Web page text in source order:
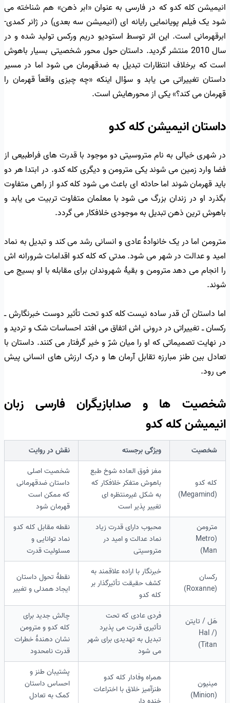
انیمیشن کله کدو که در فارسی به عنوان «ابر ذهن» هم شناخته می
شود یک فیلم پویانمایی رایانه ای (انیمیشن سه بعدی) در ژانر کمدی-
ابرقهرمانی است. این اثر توسط استودیو دریم ورکس تولید شده و در
سال 2010 منتشر گردید. داستان حول محور شخصیتی بسیار باهوش
است که برخلاف انتظارات تبدیل به ضدقهرمان می شود اما در مسیر
داستان تغییراتی می یابد و سؤال اینکه «چه چیزی واقعاً قهرمان را
قهرمان می کند؟» یکی از محورهایش است.
داستان انیمیشن کله کدو
در شهری خیالی به نام متروسیتی دو موجود با قدرت های فراطبیعی از
فضا وارد زمین می شوند یکی مترومن و دیگری کله کدو. در ابتدا هر دو
باید قهرمان شوند اما حادثه ای باعث می شود کله کدو از راهی متفاوت
بگذرد او در زندان بزرگ می شود با معلمان متفاوت تربیت می یابد و
باهوش ترین ذهن تبدیل به موجودی خلافکار می گردد.
مترومن اما در یک خانوادهٔ عادی و انسانی رشد می کند و تبدیل به نماد
امید و عدالت در شهر می شود. مدتی که کله کدو اقدامات شرورانه اش
را انجام می دهد مترومن و بقیهٔ شهروندان برای مقابله با او بسیج می
شوند.
اما داستان آن قدر ساده نیست کله کدو تحت تأثیر دوست خبرنگارش ــ
رکسان ــ تغییراتی در درونی اش اتفاق می افتد احساسات شک و تردید و
در نهایت تصمیماتی که او را میان شرّ و خیر گرفتار می کنند. داستان با
تعادل بین طنز مبارزه تقابل آرمان ها و درک ارزش های انسانی پیش
می رود.
شخصیت ها و صدابازیگران فارسی زبان
انیمیشن کله کدو
شخصیت ویژگی برجسته نقش در روایت
کله کدو
(Megamind)
مغز فوق العاده شوخ طبع
باهوش متفکر خلافکار که
به شکل غیرمنتظره ای
تغییر پذیر است
شخصیت اصلی
داستان ضدقهرمانی
که ممکن است
قهرمان شود
مترومن
(Metro
Man)
محبوب دارای قدرت زیاد
نماد عدالت و امید در
متروسیتی
نقطه مقابل کله کدو
نماد توانایی و
مسئولیت قدرت
رکسان
(Roxanne)
خبرنگار با اراده علاقمند به
کشف حقیقت تأثیرگذار بر
کله کدو
نقطهٔ تحول داستان
ایجاد همدلی و تغییر
هَل / تایتن
(Hal /
Titan)
فردی عادی که تحت
تأثیری قدرت می پذیرد
تبدیل به تهدیدی برای شهر
می شود
چالش جدید برای
کله کدو و مترومن
نشان دهندهٔ خطرات
قدرت نامحدود
مینیون
(Minion)
همراه وفادار کله کدو
طنزآمیز خلاق با اختراعات
پشتیبان طنز و
احساس داستان
کمک به تعادل